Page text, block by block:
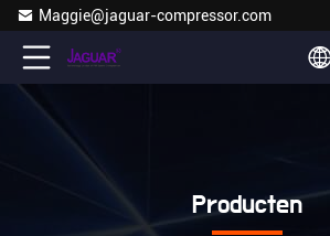
Maggie@jaguar-compressor.com
Producten